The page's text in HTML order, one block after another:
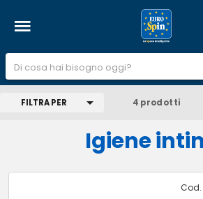
FILTRA PER 4 prodotti
Igiene
Cod.